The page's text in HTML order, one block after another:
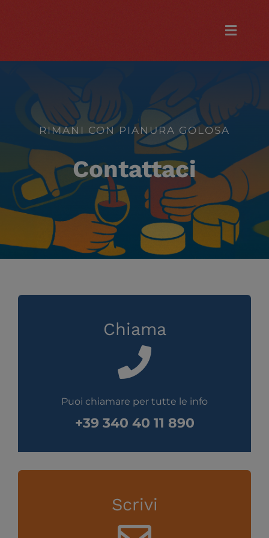
Toggle
MERCATO
INFO
ESPOSITORI
RIMANI CON PIANURA GOLOSA
Contattaci
Chiama
Puoi chiamare per tutte le info
+39 340 40 11 890
Scrivi